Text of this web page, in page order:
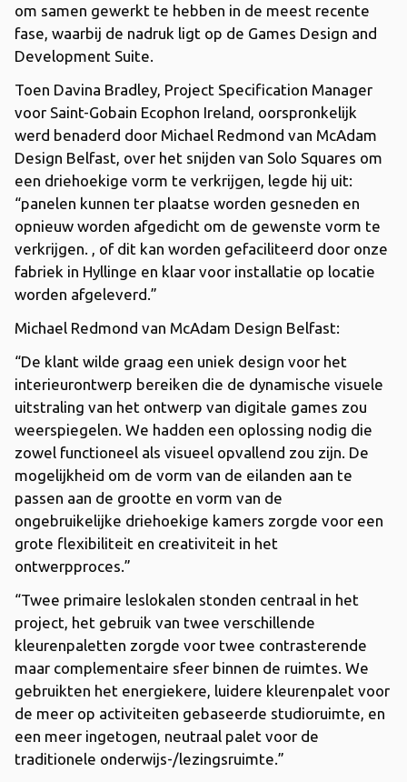
om samen gewerkt te hebben in de meest recente
fase, waarbij de nadruk ligt op de Games Design and
Development Suite.
Toen Davina Bradley, Project Specification Manager
voor Saint-Gobain Ecophon Ireland, oorspronkelijk
werd benaderd door Michael Redmond van McAdam
Design Belfast, over het snijden van Solo Squares om
een ​​driehoekige vorm te verkrijgen, legde hij uit:
“panelen kunnen ter plaatse worden gesneden en
opnieuw worden afgedicht om de gewenste vorm te
verkrijgen. , of dit kan worden gefaciliteerd door onze
fabriek in Hyllinge en klaar voor installatie op locatie
worden afgeleverd.”
Michael Redmond van McAdam Design Belfast:
“De klant wilde graag een uniek design voor het
interieurontwerp bereiken die de dynamische visuele
uitstraling van het ontwerp van digitale games zou
weerspiegelen. We hadden een oplossing nodig die
zowel functioneel als visueel opvallend zou zijn. De
mogelijkheid om de vorm van de eilanden aan te
passen aan de grootte en vorm van de
ongebruikelijke driehoekige kamers zorgde voor een
grote flexibiliteit en creativiteit in het
ontwerpproces.”
“Twee primaire leslokalen stonden centraal in het
project, het gebruik van twee verschillende
kleurenpaletten zorgde voor twee contrasterende
maar complementaire sfeer binnen de ruimtes. We
gebruikten het energiekere, luidere kleurenpalet voor
de meer op activiteiten gebaseerde studioruimte, en
een meer ingetogen, neutraal palet voor de
traditionele onderwijs-/lezingsruimte.”